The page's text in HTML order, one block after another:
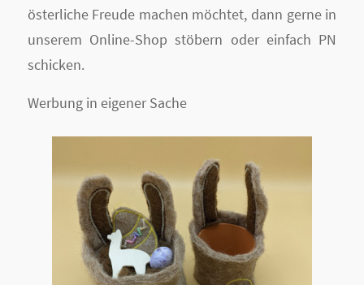
österliche Freude machen möchtet, dann gerne in
unserem Online-Shop stöbern oder einfach PN
schicken.
Werbung in eigener Sache